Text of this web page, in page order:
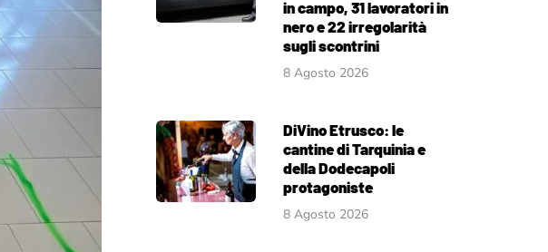
in campo, 31 lavoratori in
nero e 22 irregolarità
sugli scontrini
8 Agosto 2026
DiVino Etrusco: le
cantine di Tarquinia e
della Dodecapoli
protagoniste
8 Agosto 2026